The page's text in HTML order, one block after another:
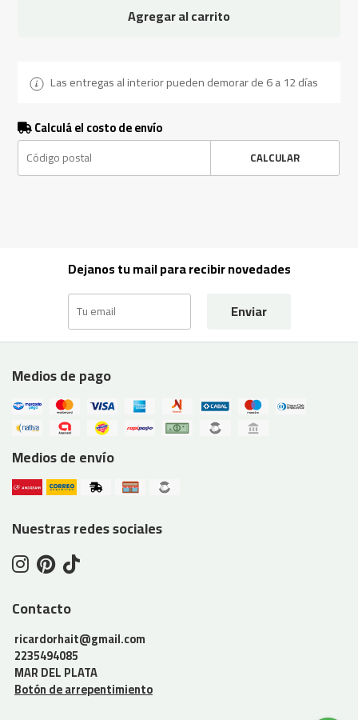
Agregar al carrito
Las entregas al interior pueden demorar de 6 a 12 días
Calculá el costo de envío
CALCULAR
Dejanos tu mail para recibir novedades
Enviar
Medios de pago
Medios de envío
Nuestras redes sociales
Contacto
ricardorhait@gmail.com
2235494085
MAR DEL PLATA
Botón de arrepentimiento